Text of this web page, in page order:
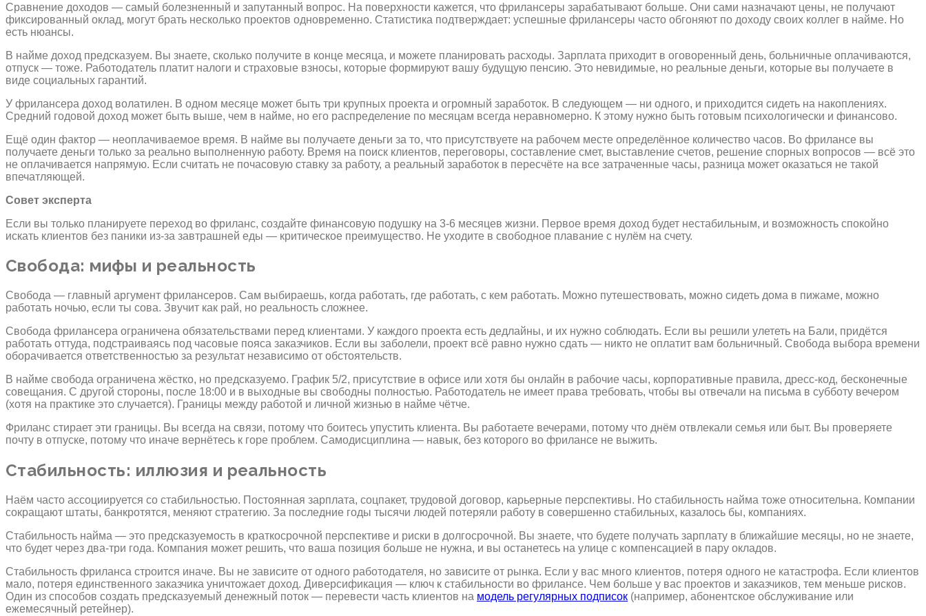
Сравнение доходов — самый болезненный и запутанный вопрос. На поверхности кажется, что фрилансеры зарабатывают больше. Они сами назначают цены, не получают
фиксированный оклад, могут брать несколько проектов одновременно. Статистика подтверждает: успешные фрилансеры часто обгоняют по доходу своих коллег в найме. Но
есть нюансы.
В найме доход предсказуем. Вы знаете, сколько получите в конце месяца, и можете планировать расходы. Зарплата приходит в оговоренный день, больничные оплачиваются,
отпуск — тоже. Работодатель платит налоги и страховые взносы, которые формируют вашу будущую пенсию. Это невидимые, но реальные деньги, которые вы получаете в
виде социальных гарантий.
У фрилансера доход волатилен. В одном месяце может быть три крупных проекта и огромный заработок. В следующем — ни одного, и приходится сидеть на накоплениях.
Средний годовой доход может быть выше, чем в найме, но его распределение по месяцам всегда неравномерно. К этому нужно быть готовым психологически и финансово.
Ещё один фактор — неоплачиваемое время. В найме вы получаете деньги за то, что присутствуете на рабочем месте определённое количество часов. Во фрилансе вы
получаете деньги только за реально выполненную работу. Время на поиск клиентов, переговоры, составление смет, выставление счетов, решение спорных вопросов — всё это
не оплачивается напрямую. Если считать не почасовую ставку за работу, а реальный заработок в пересчёте на все затраченные часы, разница может оказаться не такой
впечатляющей.
Совет эксперта
Если вы только планируете переход во фриланс, создайте финансовую подушку на 3-6 месяцев жизни. Первое время доход будет нестабильным, и возможность спокойно
искать клиентов без паники из-за завтрашней еды — критическое преимущество. Не уходите в свободное плавание с нулём на счету.
Свобода: мифы и реальность
Свобода — главный аргумент фрилансеров. Сам выбираешь, когда работать, где работать, с кем работать. Можно путешествовать, можно сидеть дома в пижаме, можно
работать ночью, если ты сова. Звучит как рай, но реальность сложнее.
Свобода фрилансера ограничена обязательствами перед клиентами. У каждого проекта есть дедлайны, и их нужно соблюдать. Если вы решили улететь на Бали, придётся
работать оттуда, подстраиваясь под часовые пояса заказчиков. Если вы заболели, проект всё равно нужно сдать — никто не оплатит вам больничный. Свобода выбора времени
оборачивается ответственностью за результат независимо от обстоятельств.
В найме свобода ограничена жёстко, но предсказуемо. График 5/2, присутствие в офисе или хотя бы онлайн в рабочие часы, корпоративные правила, дресс-код, бесконечные
совещания. С другой стороны, после 18:00 и в выходные вы свободны полностью. Работодатель не имеет права требовать, чтобы вы отвечали на письма в субботу вечером
(хотя на практике это случается). Границы между работой и личной жизнью в найме чётче.
Фриланс стирает эти границы. Вы всегда на связи, потому что боитесь упустить клиента. Вы работаете вечерами, потому что днём отвлекали семья или быт. Вы проверяете
почту в отпуске, потому что иначе вернётесь к горе проблем. Самодисциплина — навык, без которого во фрилансе не выжить.
Стабильность: иллюзия и реальность
Наём часто ассоциируется со стабильностью. Постоянная зарплата, соцпакет, трудовой договор, карьерные перспективы. Но стабильность найма тоже относительна. Компании
сокращают штаты, банкротятся, меняют стратегию. За последние годы тысячи людей потеряли работу в совершенно стабильных, казалось бы, компаниях.
Стабильность найма — это предсказуемость в краткосрочной перспективе и риски в долгосрочной. Вы знаете, что будете получать зарплату в ближайшие месяцы, но не знаете,
что будет через два-три года. Компания может решить, что ваша позиция больше не нужна, и вы останетесь на улице с компенсацией в пару окладов.
Стабильность фриланса строится иначе. Вы не зависите от одного работодателя, но зависите от рынка. Если у вас много клиентов, потеря одного не катастрофа. Если клиентов
мало, потеря единственного заказчика уничтожает доход. Диверсификация — ключ к стабильности во фрилансе. Чем больше у вас проектов и заказчиков, тем меньше рисков.
Один из способов создать предсказуемый денежный поток — перевести часть клиентов на модель регулярных подписок (например, абонентское обслуживание или
ежемесячный ретейнер).